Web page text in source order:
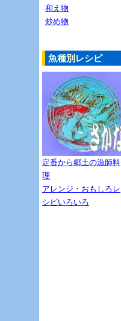
和え物
炒め物
魚種別レシピ
定番から郷土の漁師料
理
アレンジ・おもしろレ
シピいろいろ